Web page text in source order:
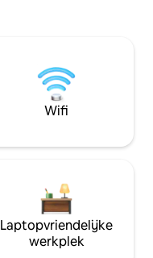
Wifi
Laptopvriendelijke
werkplek